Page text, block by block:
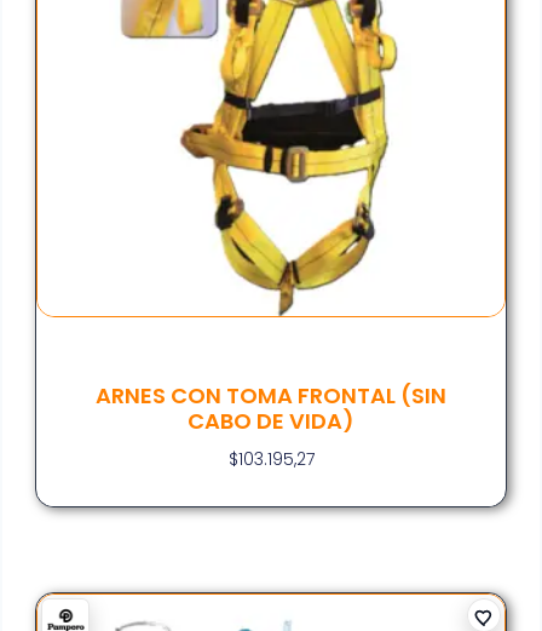
ARNES CON TOMA FRONTAL (SIN
CABO DE VIDA)
$103.195,27